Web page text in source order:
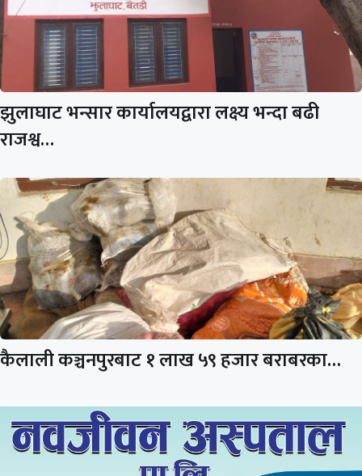
झुलाघाट भन्सार कार्यालयद्वारा लक्ष्य भन्दा बढी
राजश्व…
कैलाली कञ्चनपुरबाट १ लाख ५९ हजार बराबरका…